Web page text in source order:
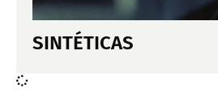
SINTÉTICAS